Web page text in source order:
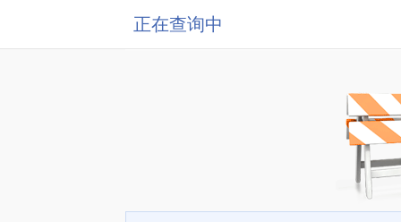
正在查询中